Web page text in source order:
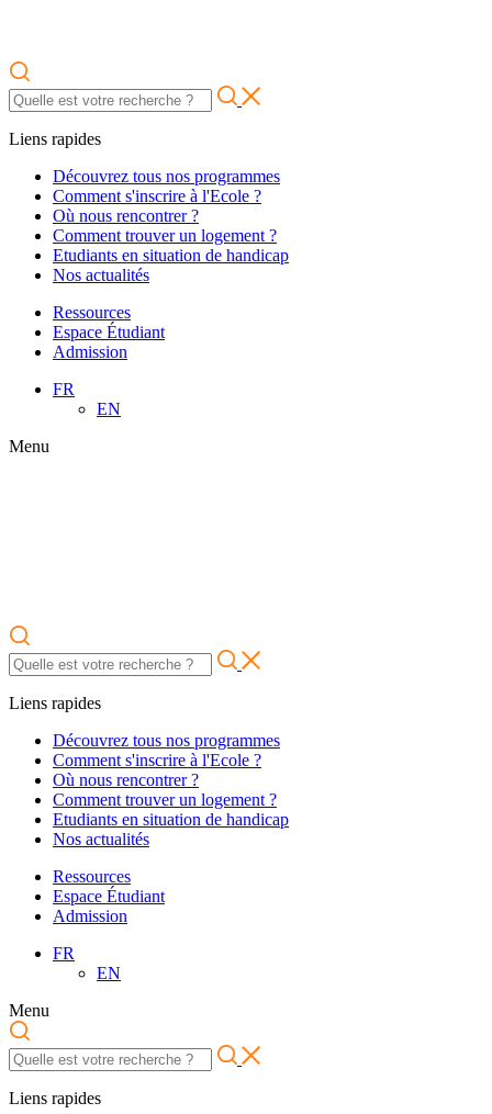
Liens rapides
Découvrez tous nos programmes
Comment s'inscrire à l'Ecole ?
Où nous rencontrer ?
Comment trouver un logement ?
Etudiants en situation de handicap
Nos actualités
Ressources
Espace Étudiant
Admission
FR
EN
Menu
Liens rapides
Découvrez tous nos programmes
Comment s'inscrire à l'Ecole ?
Où nous rencontrer ?
Comment trouver un logement ?
Etudiants en situation de handicap
Nos actualités
Ressources
Espace Étudiant
Admission
FR
EN
Menu
Liens rapides